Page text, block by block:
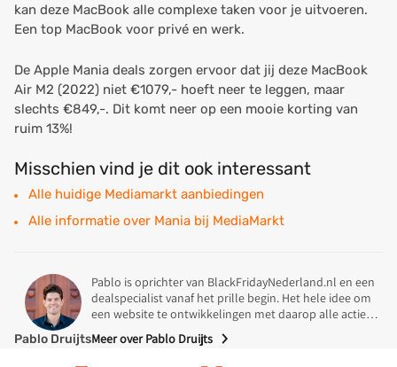
kan deze MacBook alle complexe taken voor je uitvoeren.
Een top MacBook voor privé en werk.
De Apple Mania deals zorgen ervoor dat jij deze MacBook
Air M2 (2022) niet €1079,- hoeft neer te leggen, maar
slechts €849,-. Dit komt neer op een mooie korting van
ruim 13%!
Misschien vind je dit ook interessant
Alle huidige Mediamarkt aanbiedingen
Alle informatie over Mania bij MediaMarkt
Pablo Druijts
Pablo is oprichter van BlackFridayNederland.nl en een
dealspecialist vanaf het prille begin. Het hele idee om
een website te ontwikkelingen met daarop alle acties
en deals tijdens Black Friday in Nederland kwam uit zijn
koker. In 2014 was Pablo op zoek naar een koelkast
Meer over Pablo Druijts